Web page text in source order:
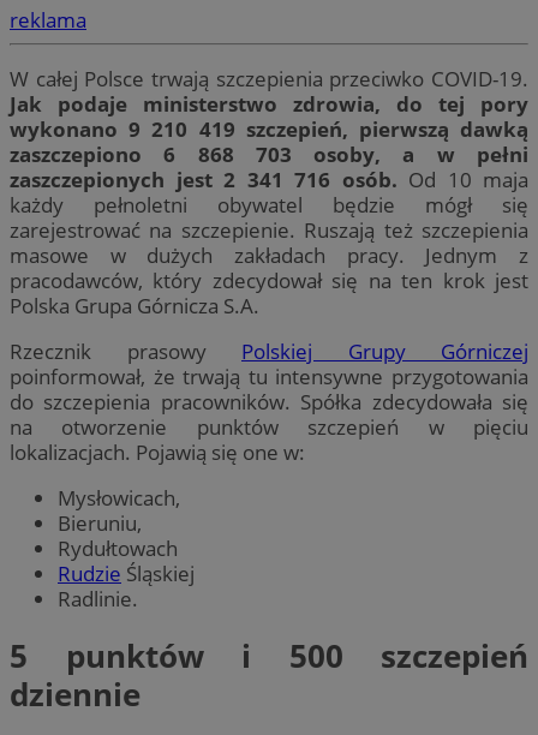
reklama
W całej Polsce trwają szczepienia przeciwko COVID-19.
Jak podaje ministerstwo zdrowia, do tej pory
wykonano 9 210 419 szczepień, pierwszą dawką
zaszczepiono 6 868 703 osoby, a w pełni
zaszczepionych jest 2 341 716 osób. Od 10 maja
każdy pełnoletni obywatel będzie mógł się
zarejestrować na szczepienie. Ruszają też szczepienia
masowe w dużych zakładach pracy. Jednym z
pracodawców, który zdecydował się na ten krok jest
Polska Grupa Górnicza S.A.
Rzecznik prasowy Polskiej Grupy Górniczej
poinformował, że trwają tu intensywne przygotowania
do szczepienia pracowników. Spółka zdecydowała się
na otworzenie punktów szczepień w pięciu
lokalizacjach. Pojawią się one w:
Mysłowicach,
Bieruniu,
Rydułtowach
Rudzie Śląskiej
Radlinie.
5 punktów i 500 szczepień
dziennie